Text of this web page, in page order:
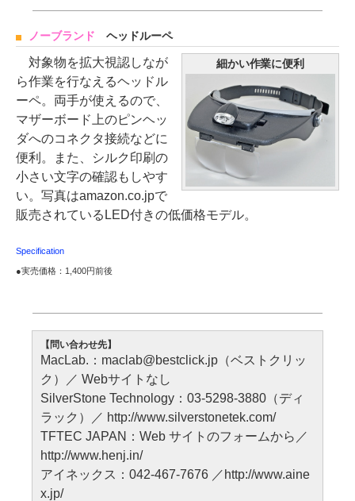
ノーブランド ヘッドルーペ
細かい作業に便利
対象物を拡大視認しなが
ら作業を行なえるヘッドル
ーペ。両手が使えるので、
マザーボード上のピンヘッ
ダへのコネクタ接続などに
便利。また、シルク印刷の
小さい文字の確認もしやす
い。写真はamazon.co.jpで
販売されているLED付きの低価格モデル。
Specification
●実売価格：1,400円前後
【問い合わせ先】
MacLab.：maclab@bestclick.jp（ベストクリッ
ク）／ Webサイトなし
SilverStone Technology：03-5298-3880（ディ
ラック）／ http://www.silverstonetek.com/
TFTEC JAPAN：Web サイトのフォームから／
http://www.henj.in/
アイネックス：042-467-7676 ／http://www.aine
x.jp/